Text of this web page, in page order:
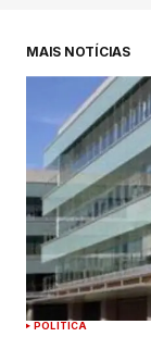
MAIS NOTÍCIAS
POLITICA